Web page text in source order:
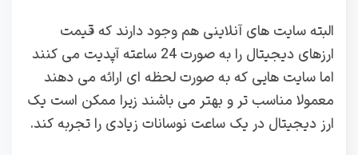
البته سایت های آنلاینی هم وجود دارند که قیمت
ارزهای دیجیتال را به صورت 24 ساعته آپدیت می کنند
اما سایت هایی که به صورت لحظه ای ارائه می دهند
معمولا مناسب تر و بهتر می باشند زیرا ممکن است یک
ارز دیجیتال در یک ساعت نوسانات زیادی را تجربه کند.